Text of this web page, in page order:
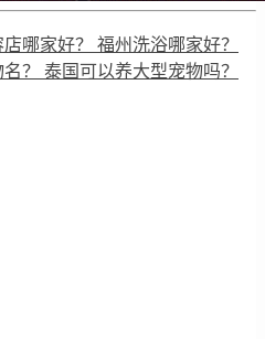
哪家好？ 福州洗浴哪家好？
？ 泰国可以养大型宠物吗？